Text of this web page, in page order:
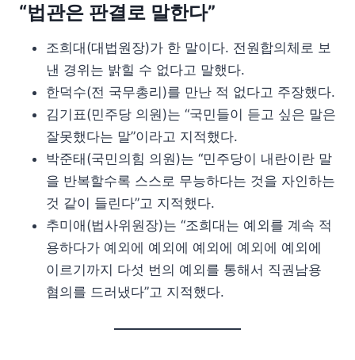
“법관은 판결로 말한다”
조희대(대법원장)가 한 말이다. 전원합의체로 보
낸 경위는 밝힐 수 없다고 말했다.
한덕수(전 국무총리)를 만난 적 없다고 주장했다.
김기표(민주당 의원)는 “국민들이 듣고 싶은 말은
잘못했다는 말”이라고 지적했다.
박준태(국민의힘 의원)는 “민주당이 내란이란 말
을 반복할수록 스스로 무능하다는 것을 자인하는
것 같이 들린다”고 지적했다.
추미애(법사위원장)는 “조희대는 예외를 계속 적
용하다가 예외에 예외에 예외에 예외에 예외에
이르기까지 다섯 번의 예외를 통해서 직권남용
혐의를 드러냈다”고 지적했다.